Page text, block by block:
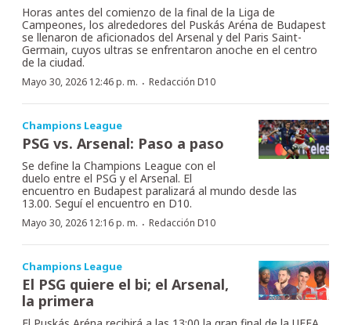
Horas antes del comienzo de la final de la Liga de
Campeones, los alrededores del Puskás Aréna de Budapest
se llenaron de aficionados del Arsenal y del Paris Saint-
Germain, cuyos ultras se enfrentaron anoche en el centro
de la ciudad.
Mayo 30, 2026 12:46 p. m. · Redacción D10
Champions League
PSG vs. Arsenal: Paso a paso
Se define la Champions League con el
duelo entre el PSG y el Arsenal. El
encuentro en Budapest paralizará al mundo desde las
13.00. Seguí el encuentro en D10.
Mayo 30, 2026 12:16 p. m. · Redacción D10
Champions League
El PSG quiere el bi; el Arsenal,
la primera